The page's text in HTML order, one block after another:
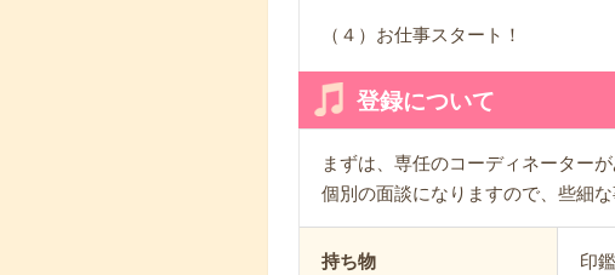
（４）お仕事スタート！
登録について
まずは、専任のコーディネーター
個別の面談になりますので、些細
持ち物
印